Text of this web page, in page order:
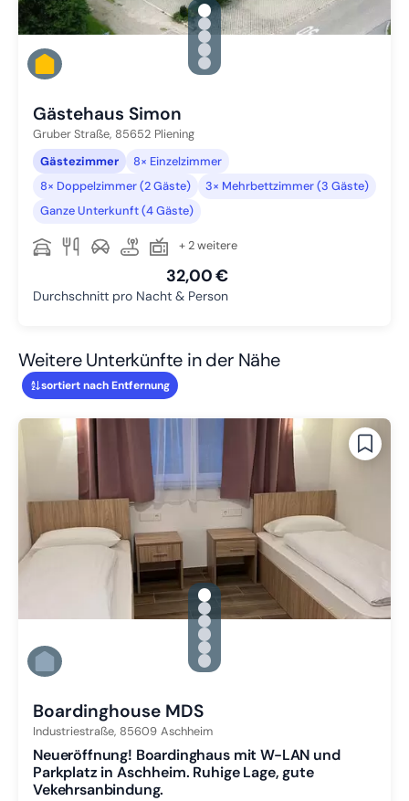
gallery.slide_selector
Zu Slide 1 wechseln
Zu Slide 2 wechseln
Zu Slide 3 wechseln
Zu Slide 4 wechseln
Zu Slide 5 wechseln
Gästehaus Simon
Gruber Straße, 85652 Pliening
Gästezimmer
8× Einzelzimmer
8× Doppelzimmer (2 Gäste)
3× Mehrbettzimmer (3 Gäste)
Ganze Unterkunft (4 Gäste)
+ 2 weitere
32,00 €
Durchschnitt pro Nacht & Person
Weitere Unterkünfte in der Nähe
sortiert nach Entfernung
gallery.slide_selector
Zu Slide 1 wechseln
Zu Slide 2 wechseln
Zu Slide 3 wechseln
Zu Slide 4 wechseln
Zu Slide 5 wechseln
Zu Slide 6 wechseln
Boardinghouse MDS
Industriestraße, 85609 Aschheim
Neueröffnung! Boardinghaus mit W-LAN und
Parkplatz in Aschheim. Ruhige Lage, gute
Vekehrsanbindung.